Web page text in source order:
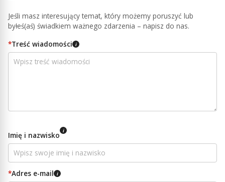
Jeśli masz interesujący temat, który możemy poruszyć lub
byłeś(aś) świadkiem ważnego zdarzenia – napisz do nas.
*Treść wiadomości i
Imię i nazwisko i
*Adres e-mail i